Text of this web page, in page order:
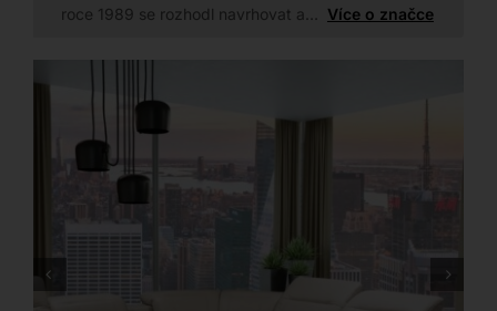
roce 1989 se rozhodl navrhovat a… Více o značce